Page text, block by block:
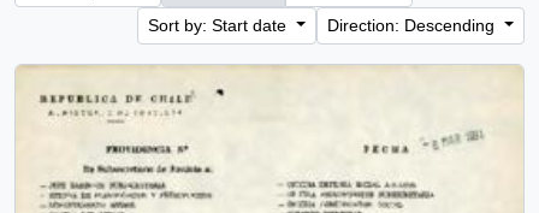
Sort by: Start date
Direction: Descending